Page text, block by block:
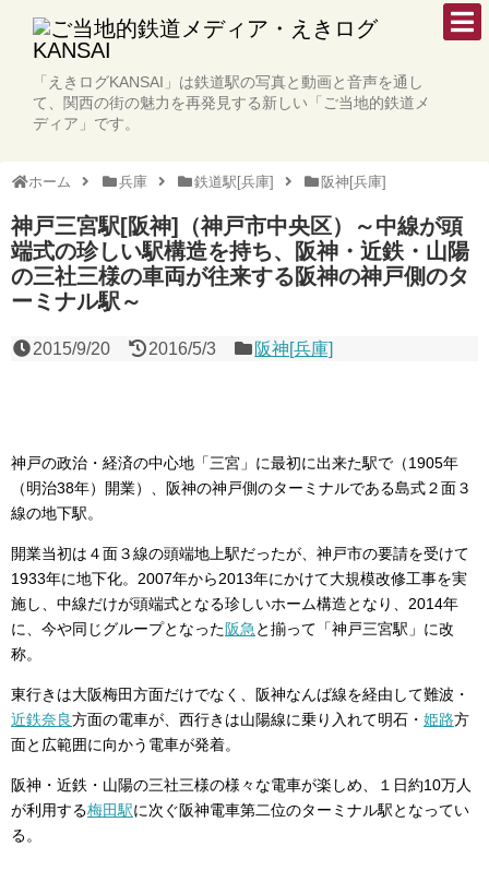
「えきログKANSAI」は鉄道駅の写真と動画と音声を通し
て、関西の街の魅力を再発見する新しい「ご当地的鉄道メ
ディア」です。
ホーム 兵庫 鉄道駅[兵庫] 阪神[兵庫]
神戸三宮駅[阪神]（神戸市中央区）～中線が頭
端式の珍しい駅構造を持ち、阪神・近鉄・山陽
の三社三様の車両が往来する阪神の神戸側のタ
ーミナル駅～
2015/9/20 2016/5/3 阪神[兵庫]
神戸の政治・経済の中心地「三宮」に最初に出来た駅で（1905年
（明治38年）開業）、阪神の神戸側のターミナルである島式２面３
線の地下駅。
開業当初は４面３線の頭端地上駅だったが、神戸市の要請を受けて
1933年に地下化。2007年から2013年にかけて大規模改修工事を実
施し、中線だけが頭端式となる珍しいホーム構造となり、2014年
に、今や同じグループとなった阪急 と揃って「神戸三宮駅」に改
称。
東行きは大阪梅田方面だけでなく、阪神なんば線を経由して難波・
近鉄奈良方面の電車が、西行きは山陽線に乗り入れて明石・ 姫路方
面と広範囲に向かう電車が発着。
阪神・近鉄・山陽の三社三様の様々な電車が楽しめ、１日約10万人
が利用する梅田駅に次ぐ阪神電車第二位のターミナル駅となってい
る。